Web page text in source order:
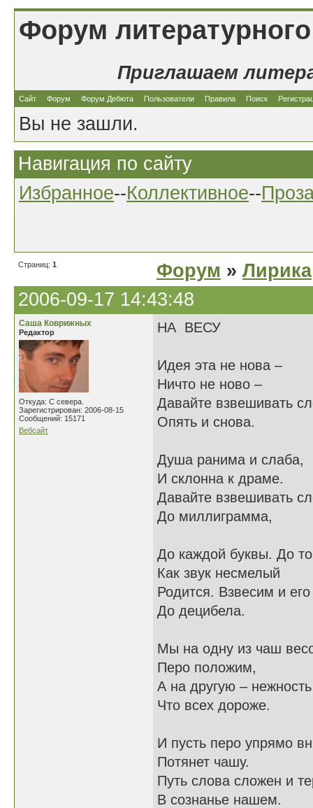
Форум
Приглашаем
Сайт Форум Форум Дебюта Пользователи Правила Поиск
Вы не зашли.
Навигация по сайту
Избранное--Коллективное--
Страниц: 1 Форум » Лирика
2006-09-17 14:43:48
Саша Коврижных
Редактор
Откуда: С севера.
Зарегистрирован: 2006-08-15
Сообщений: 15171
Вебсайт
НА ВЕСУ
Идея эта не нова –
Ничто не ново –
Давайте взвешивать
Опять и снова.
Душа ранима и слаба,
И склонна к драме.
Давайте взвешивать
До миллиграмма,
До каждой буквы. До
Как звук несмелый
Родится. Взвесим и его
До децибела.
Мы на одну из чаш
Перо положим,
А на другую –
Что всех дороже.
И пусть перо упрямо
Потянет чашу.
Путь слова сложен и
В сознанье нашем.